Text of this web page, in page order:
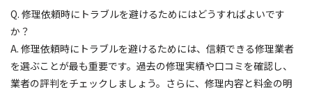
Q. 修理依頼時にトラブルを避けるためにはどうすればよいです
か？
A. 修理依頼時にトラブルを避けるためには、信頼できる修理業者
を選ぶことが最も重要です。過去の修理実績や口コミを確認し、
業者の評判をチェックしましょう。さらに、修理内容と料金の明